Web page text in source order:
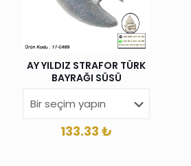
AY YILDIZ STRAFOR TÜRK
BAYRAĞI SÜSÜ
133.33 ₺